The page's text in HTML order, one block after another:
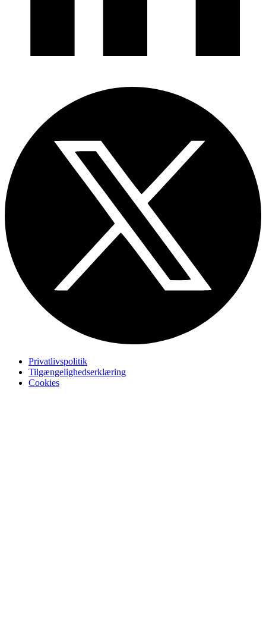
Privatlivspolitik
Tilgængelighedserklæring
Cookies